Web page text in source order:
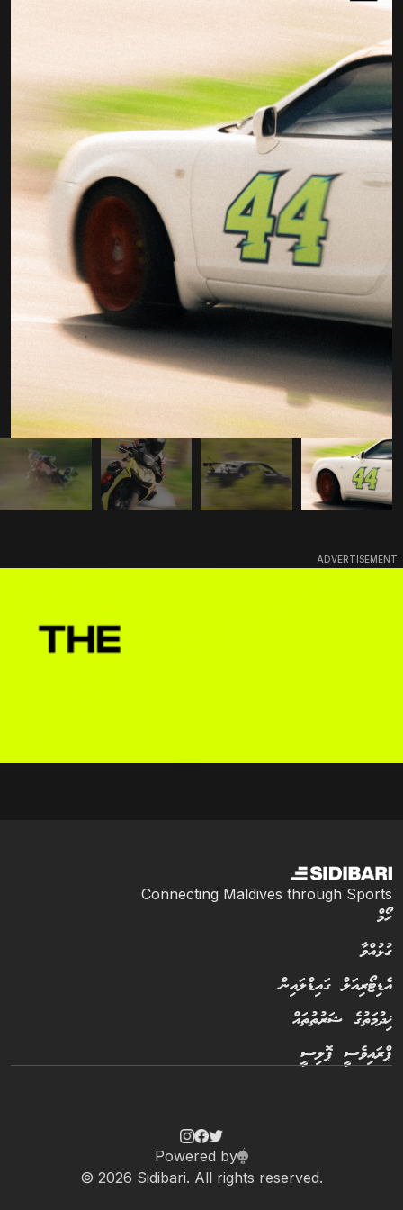
ADVERTISEMENT
Connecting Maldives through Sports
ހޯމް
ގުޅުއްވާ
އެޑިޓޯރިއަލް ގައިޑްލައިން
ޚިދުމަތުގެ ޝަރުތުތައް
ޕްރައިވެސީ ޕޮލިސީ
© 2026 Sidibari. All rights reserved.
Powered by